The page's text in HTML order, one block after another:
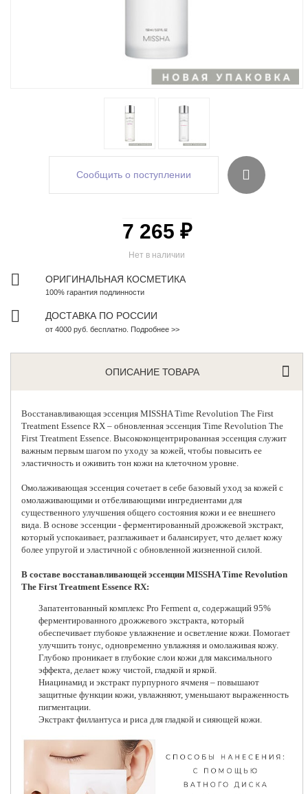
Сообщить о поступлении
Нет в наличии
7 265 ₽
ОРИГИНАЛЬНАЯ КОСМЕТИКА
100% гарантия подлинности
ДОСТАВКА ПО РОССИИ
от 4000 руб. бесплатно. Подробнее >>
ОПИСАНИЕ ТОВАРА
Восстанавливающая эссенцияMISSHA Time Revolution The First
Treatment Essence RX – обновленная эссенция Time Revolution The
First Treatment Essence. Высококонцентрированная эссенция служит
важным первым шагом по уходу за кожей, чтобы повысить ее
эластичность и оживить тон кожи на клеточном уровне.
Омолаживающая эссенция сочетает в себе базовый уход за кожей с
омолаживающими и отбеливающими ингредиентами для
существенного улучшения общего состояния кожи и ее внешнего
вида. В основе эссенции - ферментированный дрожжевой экстракт,
который успокаивает, разглаживает и балансирует, что делает кожу
более упругой и эластичной с обновленной жизненной силой.
В составе восстанавливающей эссенции MISSHA Time Revolution
The First Treatment Essence RX:
Запатентованный комплекс Pro Ferment α, содержащий 95%
ферментированного дрожжевого экстракта, который
обеспечивает глубокое увлажнение и осветление кожи. Помогает
улучшить тонус, одновременно увлажняя и омолаживая кожу.
Глубоко проникает в глубокие слои кожи для максимального
эффекта, делает кожу чистой, гладкой и яркой.
Ниацинамид и экстракт пурпурного ячменя – повышают
защитные функции кожи, увлажняют, уменьшают выраженность
пигментации.
Экстракт филлантуса и риса для гладкой и сияющей кожи.